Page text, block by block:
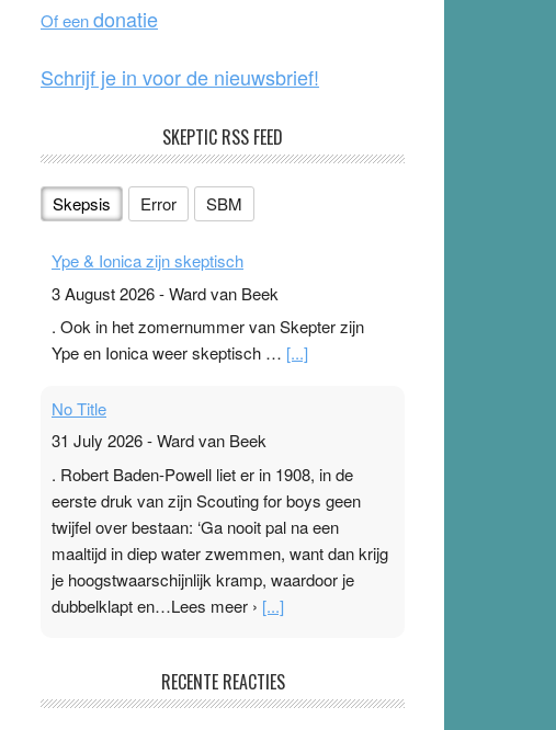
k
Of eendonatie
Schrijf je in voor de nieuwsbrief!
SKEPTIC RSS FEED
Skepsis Error SBM
Ype & Ionica zijn skeptisch
3 August 2026-Ward van Beek
. Ook in het zomernummer van Skepter zijn
Ype en Ionica weer skeptisch … [...]
No Title
31 July 2026-Ward van Beek
. Robert Baden-Powell liet er in 1908, in de
eerste druk van zijn Scouting for boys geen
twijfel over bestaan: ‘Ga nooit pal na een
maaltijd in diep water zwemmen, want dan krijg
je hoogstwaarschijnlijk kramp, waardoor je
dubbelklapt en…Lees meer › [...]
Ward van Beek
RECENTE REACTIES